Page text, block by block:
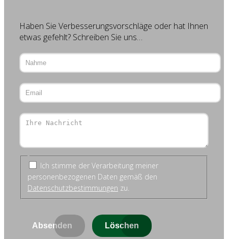
Haben Sie Verbesserungsvorschläge oder hat Ihnen
etwas gefehlt? Schreiben Sie uns…
Ich stimme der Verarbeitung meiner
personenbezogenen Daten gemäß den
Datenschutzbestimmungen zu.
Absenden Löschen